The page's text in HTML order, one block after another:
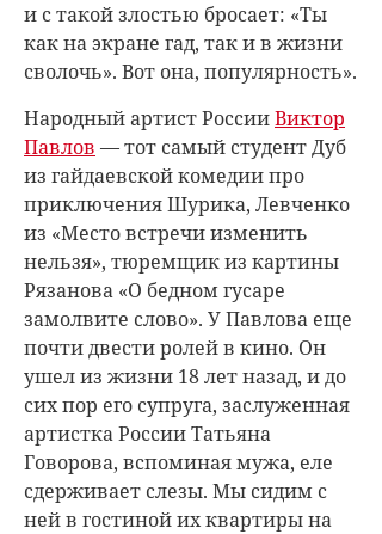
и с такой злостью бросает: «Ты
как на экране гад, так и в жизни
сволочь». Вот она, популярность».
Народный артист РоссииВиктор
Павлов — тот самый студент Дуб
из гайдаевской комедии про
приключения Шурика, Левченко
из «Место встречи изменить
нельзя», тюремщик из картины
Рязанова «О бедном гусаре
замолвите слово». У Павлова еще
почти двести ролей в кино. Он
ушел из жизни 18 лет назад, и до
сих пор его супруга, заслуженная
артистка России Татьяна
Говорова, вспоминая мужа, еле
сдерживает слезы. Мы сидим с
ней в гостиной их квартиры на